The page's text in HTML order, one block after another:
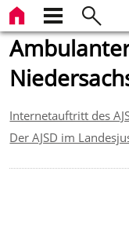
Internetauftritt des
Der AJSD im